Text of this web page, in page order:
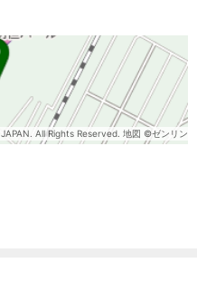
All Rights Reserved. 地図 ©ゼンリン